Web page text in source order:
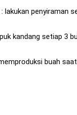
penyiraman
kandang setiap 3
buah